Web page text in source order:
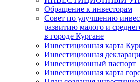
Обращение к инвесторам
Совет по улучшению
развитию малого и
в городе Кургане
Инвестиционная карта
Инвестиционная
Инвестиционный паспорт
Инвестиционная карта